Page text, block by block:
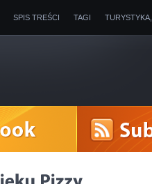
SPIS TREŚCI TAGI